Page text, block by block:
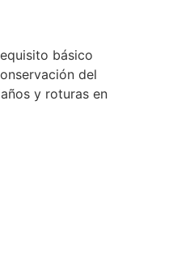
básico
del
y roturas en